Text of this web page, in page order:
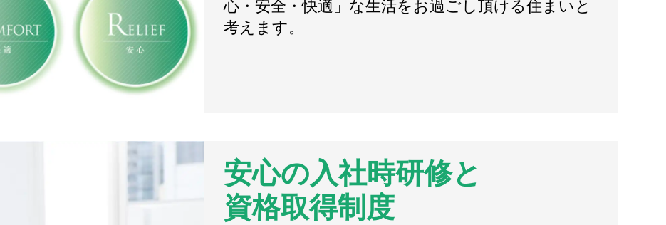
心・安全・快適」な生活をお過ごし頂ける住まいと
考えます。
安心の入社時研修と
資格取得制度